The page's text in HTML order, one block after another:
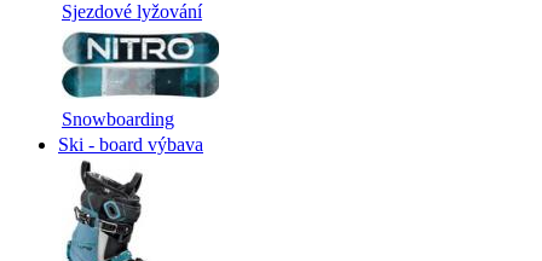
Sjezdové lyžování
Snowboarding
Ski - board výbava